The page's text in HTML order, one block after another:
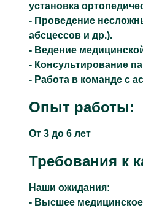
установка
- Проведение
абсцессов и др.).
- Ведение
- Консультирование
- Работа в команде с
Опыт работы:
От 3 до 6 лет
Требования к
Наши ожидания:
- Высшее медицинское